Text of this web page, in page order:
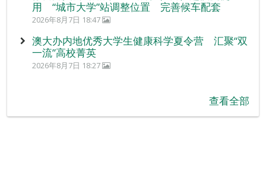
用 “城市大学”站调整位置 完善候车配套
2026年8月7日 18:47
澳大办内地优秀大学生健康科学夏令营 汇聚“双
一流”高校菁英
2026年8月7日 18:27
查看全部